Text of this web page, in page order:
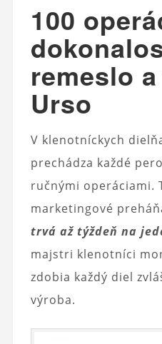
100
remeslo
Urso
V klenotníckych
prechádza každé
ručnými operáciami.
marketingové
trvá až týždeň na
majstri klenotníci
zdobia každý diel
výroba.